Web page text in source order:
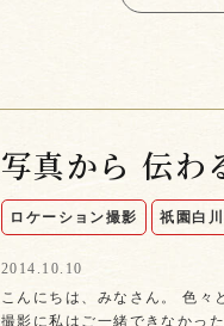
写真から 伝わ
ロケーション撮影 祇園白川
2014.10.10
こんにちは、みなさん。 色々
撮影に私はご一緒できなかっ